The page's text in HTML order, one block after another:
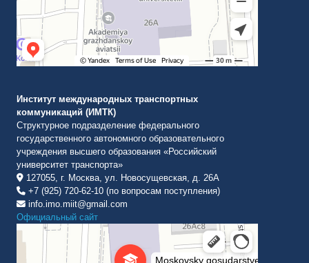
Институт международных транспортных
коммуникаций (ИМТК)
Структурное подразделение федерального
государственного автономного образовательного
учреждения высшего образования «Российский
университет транспорта»
127055, г. Москва, ул. Новосущевская, д. 26А
+7 (925) 720-62-10 (по вопросам поступления)
info.imo.miit@gmail.com
Официальный сайт
Институт международных транспортных коммуникаций Рут
ВУЗ в Москве